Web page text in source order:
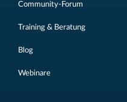
Community-Forum
Training & Beratung
Blog
Webinare